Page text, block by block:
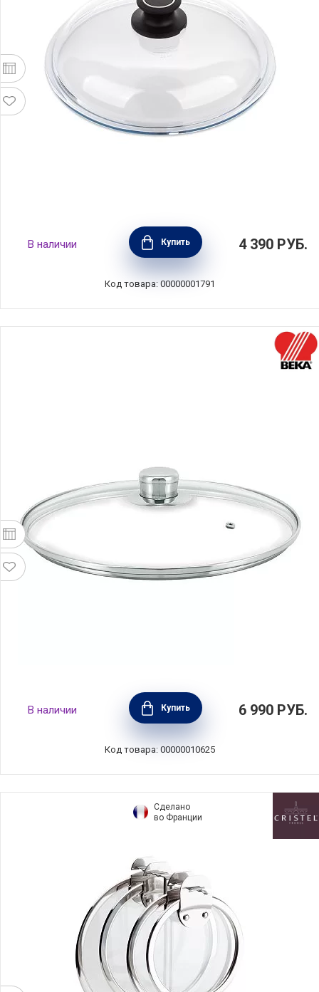
Крышка стеклянная 28см, AMT Gastroguss,
Германия, AMT028
В наличии Купить 4 390 РУБ.
Код товара: 00000001791
Крышка Cristal 32 см стекло, BEKA, Бельгия,
13119324
В наличии Купить 6 990 РУБ.
Код товара: 00000010625
Сделано
во Франции